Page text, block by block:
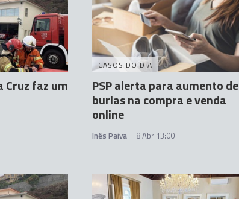
Cruz faz um
CASOS DO DIA
PSP alerta para aumento de
burlas na compra e venda
online
Inês Paiva 8 Abr 13:00